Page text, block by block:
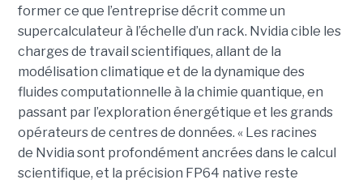
former ce que l’entreprise décrit comme un
supercalculateur à l’échelle d’un rack. Nvidia cible les
charges de travail scientifiques, allant de la
modélisation climatique et de la dynamique des
fluides computationnelle à la chimie quantique, en
passant par l’exploration énergétique et les grands
opérateurs de centres de données. « Les racines
de Nvidia sont profondément ancrées dans le calcul
scientifique, et la précision FP64 native reste